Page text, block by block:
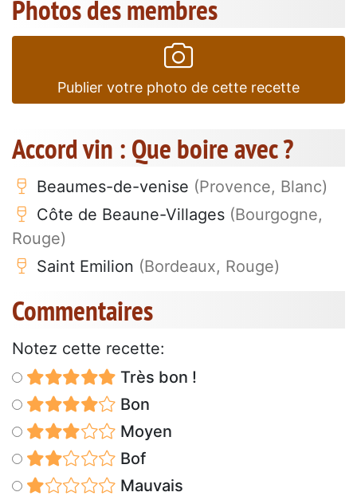
Photos des membres
Publier votre photo de cette recette
Accord vin : Que boire avec ?
Beaumes-de-venise (Provence, Blanc)
Côte de Beaune-Villages (Bourgogne,
Rouge)
Saint Emilion (Bordeaux, Rouge)
Commentaires
Notez cette recette:
Très bon !
Bon
Moyen
Bof
Mauvais